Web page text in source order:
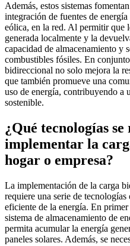
Además, estos sistemas
integración de fuentes de
eólica, en la red. Al permitir que
generada localmente y la
capacidad de almacenamiento y
combustibles fósiles. En
bidireccional no solo mejora la
que también promueve una
uso de energía, contribuyendo a
sostenible.
¿Qué tecnologías
implementar la
hogar o empresa?
La implementación de la carga
requiere una serie de
eficiente de la energía. En
sistema de almacenamiento de
permita acumular la energía
paneles solares. Además, se